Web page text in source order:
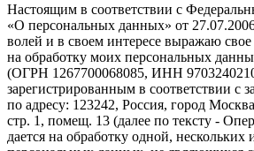
Настоящим в соответствии с
«О персональных данных» от
волей и в своем интересе выражаю свое
на обработку моих персональных
(ОГРН 1267700068085, ИНН
зарегистрированным в соответствии с
по адресу: 123242, Россия, город
стр. 1, помещ. 13 (далее по тексту -
дается на обработку одной, нескольких